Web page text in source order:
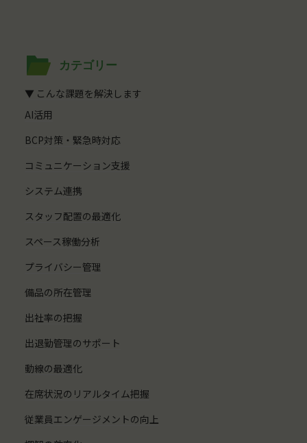
カテゴリー
▼ こんな課題を解決します
AI活用
BCP対策・緊急時対応
コミュニケーション支援
システム連携
スタッフ配置の最適化
スペース稼働分析
プライバシー管理
備品の所在管理
出社率の把握
出退勤管理のサポート
動線の最適化
在席状況のリアルタイム把握
従業員エンゲージメントの向上